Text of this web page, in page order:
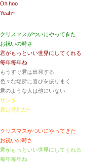
Oh hoo
Yeah~
クリスマスがついにやってきた
お祝いの時さ
君がもっといい世界にしてくれる
毎年毎年ね
もうすぐ君は出発する
色々な場所に喜びを振りまく
君のような人は他にいない
サンタ,
君は特別だ~
クリスマスがついにやってきた
お祝いの時さ
君がもっといい世界にしてくれる
毎年毎年ね